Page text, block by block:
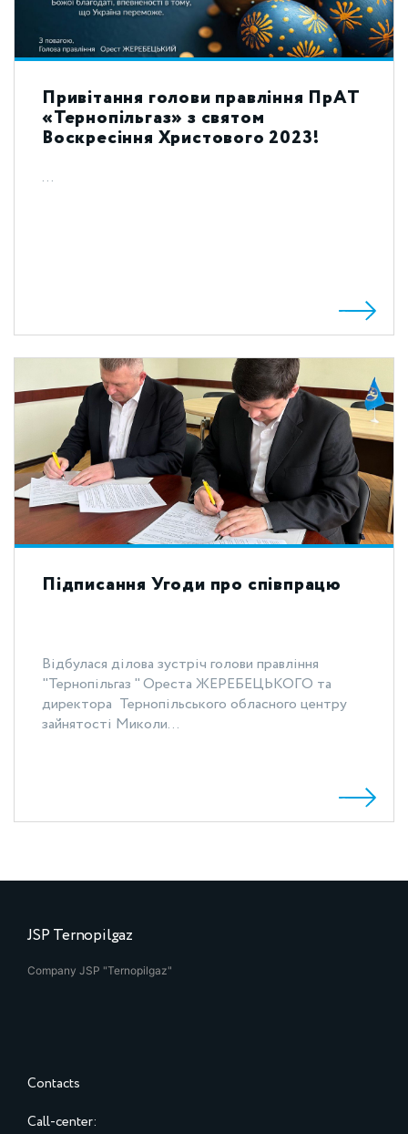
Привітання голови правління ПрАТ
«Тернопільгаз» з святом
Воскресіння Христового 2023!
...
Підписання Угоди про співпрацю
Відбулася ділова зустріч голови правління
"Тернопільгаз " Ореста ЖЕРЕБЕЦЬКОГО та
директора Тернопільського обласного центру
зайнятості Миколи...
JSP Ternopilgaz
Company JSP "Ternopilgaz"
Contacts
Call-center: